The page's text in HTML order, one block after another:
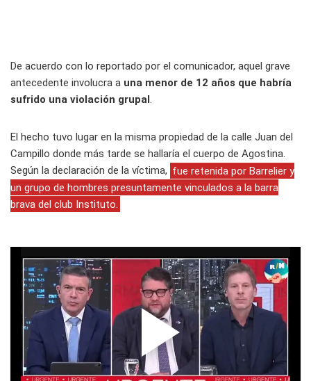
De acuerdo con lo reportado por el comunicador, aquel grave
antecedente involucra a una menor de 12 años que habría
sufrido una violación grupal .
El hecho tuvo lugar en la misma propiedad de la calle Juan del
Campillo donde más tarde se hallaría el cuerpo de Agostina.
Según la declaración de la víctima, fue retenida por Barrelier y
un grupo de hombres presuntamente vinculados a la barra
brava del club Instituto.